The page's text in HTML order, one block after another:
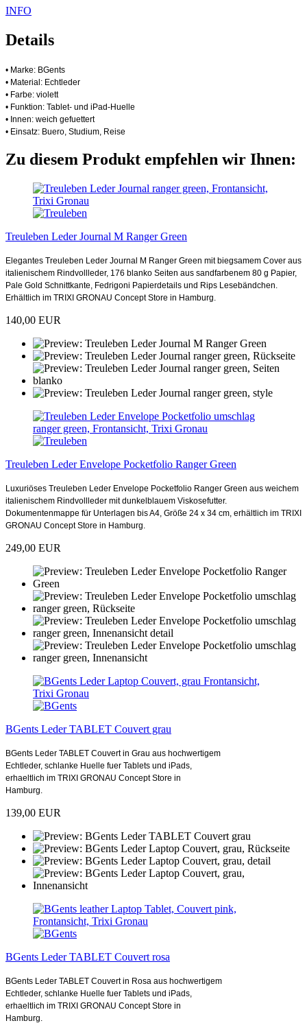
INFO
Details
• Marke: BGents
• Material: Echtleder
• Farbe: violett
• Funktion: Tablet- und iPad-Huelle
• Innen: weich gefuettert
• Einsatz: Buero, Studium, Reise
Zu diesem Produkt empfehlen wir Ihnen:
Treuleben Leder Journal M Ranger Green
Elegantes Treuleben Leder Journal M Ranger Green mit biegsamem Cover aus
italienischem Rindvollleder, 176 blanko Seiten aus sandfarbenem 80 g Papier,
Pale Gold Schnittkante, Fedrigoni Papierdetails und Rips Lesebändchen.
Erhältlich im TRIXI GRONAU Concept Store in Hamburg.
140,00 EUR
Treuleben Leder Envelope Pocketfolio Ranger Green
Luxuriöses Treuleben Leder Envelope Pocketfolio Ranger Green aus weichem
italienischem Rindvollleder mit dunkelblauem Viskosefutter.
Dokumentenmappe für Unterlagen bis A4, Größe 24 x 34 cm, erhältlich im TRIXI
GRONAU Concept Store in Hamburg.
249,00 EUR
BGents Leder TABLET Couvert grau
BGents Leder TABLET Couvert in Grau aus hochwertigem
Echtleder, schlanke Huelle fuer Tablets und iPads,
erhaeltlich im TRIXI GRONAU Concept Store in
Hamburg.
139,00 EUR
BGents Leder TABLET Couvert rosa
BGents Leder TABLET Couvert in Rosa aus hochwertigem
Echtleder, schlanke Huelle fuer Tablets und iPads,
erhaeltlich im TRIXI GRONAU Concept Store in
Hamburg.